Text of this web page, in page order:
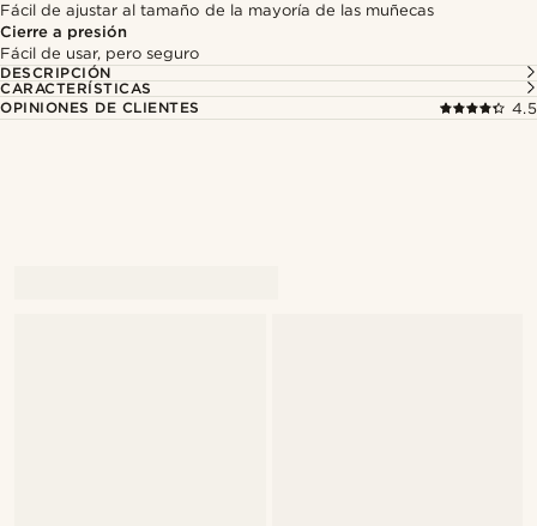
Fácil de ajustar al tamaño de la mayoría de las muñecas
Cierre a presión
Fácil de usar, pero seguro
DESCRIPCIÓN
CARACTERÍSTICAS
OPINIONES DE CLIENTES
4.5